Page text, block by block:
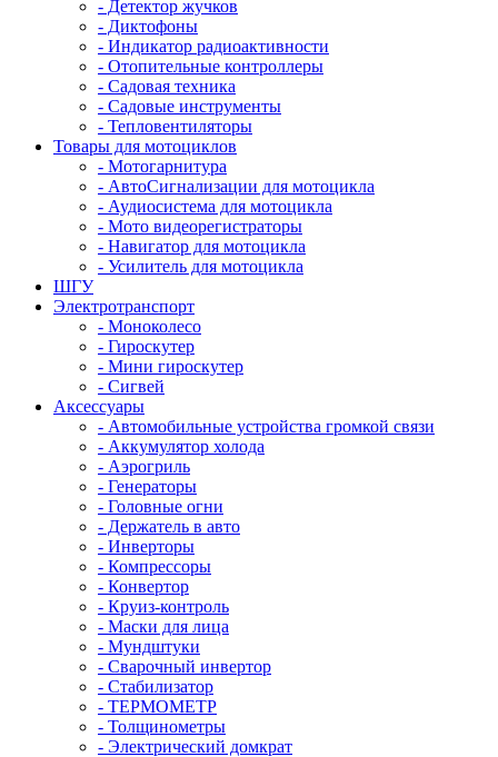
- Детектор жучков
- Диктофоны
- Индикатор радиоактивности
- Отопительные контроллеры
- Садовая техника
- Садовые инструменты
- Тепловентиляторы
Товары для мотоциклов
- Mотогарнитура
- АвтоСигнализации для мотоцикла
- Аудиосистема для мотоцикла
- Мото видеорегистраторы
- Навигатор для мотоцикла
- Усилитель для мотоцикла
ШГУ
Электротранспорт
- Mоноколесо
- Гироскутер
- Мини гироскутер
- Сигвей
Аксессуары
- Автомобильные устройства громкой связи
- Аккумулятор холода
- Аэрогриль
- Генераторы
- Головные огни
- Держатель в авто
- Инверторы
- Компрессоры
- Конвертор
- Круиз-контроль
- Маски для лица
- Мундштуки
- Сварочный инвертор
- Стабилизатор
- ТЕРМОМЕТР
- Толщинометры
- Электрический домкрат